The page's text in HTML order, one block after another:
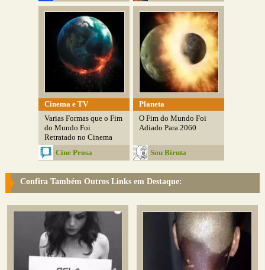
Cinema e TV
Varias Formas que o Fim
do Mundo Foi
Retratado no Cinema
Cine Prosa
Planeta
O Fim do Mundo Foi
Adiado Para 2060
Sou Biruta
Confira Também Outros Links em Destaque: